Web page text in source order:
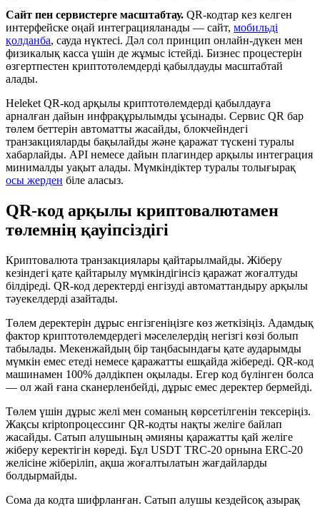
Сайт пен сервистерге масштабтау. QR-кодтар кез келген
интерфейске оңай интеграцияланады — сайт, мобильді
қолданба, сауда нүктесі. Дәл сол принцип онлайн-дүкен мен
физикалық касса үшін де жұмыс істейді. Бизнес процестерін
өзгертпестен криптотөлемдерді қабылдауды масштабтай
алады.
Heleket QR-код арқылы криптотөлемдерді қабылдауға
арналған дайын инфрақұрылымды ұсынады. Сервис QR бар
төлем беттерін автоматты жасайды, блокчейндегі
транзакцияларды бақылайды және қаражат түскені туралы
хабарлайды. API немесе дайын плагиндер арқылы интеграция
минималды уақыт алады. Мүмкіндіктер туралы толығырақ
осы жерден біле аласыз.
QR-код арқылы криптовалютамен
төлемнің қауіпсіздігі
Криптовалюта транзакциялары қайтарылмайды. Жіберу
кезіндегі қате қайтарылу мүмкіндігінсіз қаражат жоғалтуды
білдіреді. QR-код деректерді енгізуді автоматтандыру арқылы
тәуекелдерді азайтады.
Төлем деректерін дұрыс енгізгеніңізге көз жеткізіңіз. Адамдық
фактор криптотөлемдердегі мәселелердің негізгі көзі болып
табылады. Мекенжайдың бір таңбасындағы қате аударымды
мүмкін емес етеді немесе қаражатты ешқайда жібереді. QR-код
машинамен 100% дәлдікпен оқылады. Егер код бүлінген болса
— ол жай ғана сканерленбейді, дұрыс емес деректер бермейді.
Төлем үшін дұрыс желі мен соманың көрсетілгенін тексеріңіз.
Жақсы кriptопроцессинг QR-кодты нақты желіге байлап
жасайды. Сатып алушының әмияны қаражатты қай желіге
жіберу керектігін көреді. Бұл USDT TRC-20 орнына ERC-20
желісіне жіберіліп, ақша жоғалтылатын жағдайларды
болдырмайды.
Сома да кодта шифрланған. Сатып алушы кездейсоқ азырақ